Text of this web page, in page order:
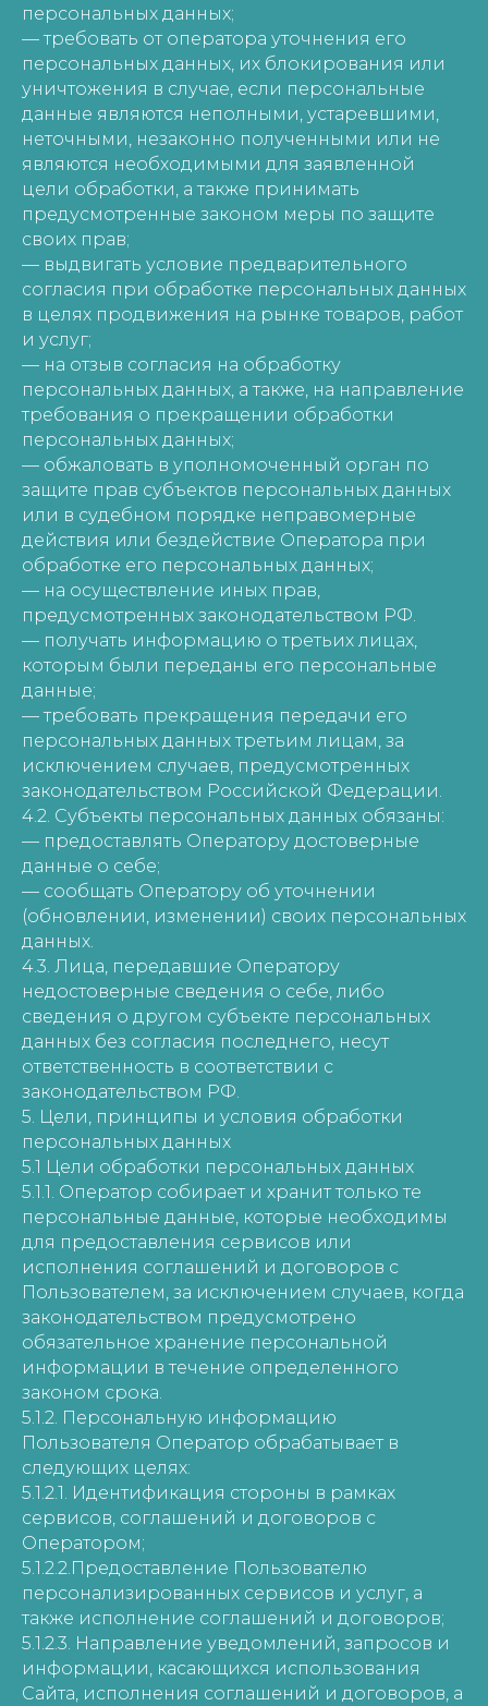
персональных данных;
— требовать от оператора уточнения его
персональных данных, их блокирования или
уничтожения в случае, если персональные
данные являются неполными, устаревшими,
неточными, незаконно полученными или не
являются необходимыми для заявленной
цели обработки, а также принимать
предусмотренные законом меры по защите
своих прав;
— выдвигать условие предварительного
согласия при обработке персональных данных
в целях продвижения на рынке товаров, работ
и услуг;
— на отзыв согласия на обработку
персональных данных, а также, на направление
требования о прекращении обработки
персональных данных;
— обжаловать в уполномоченный орган по
защите прав субъектов персональных данных
или в судебном порядке неправомерные
действия или бездействие Оператора при
обработке его персональных данных;
— на осуществление иных прав,
предусмотренных законодательством РФ.
— получать информацию о третьих лицах,
которым были переданы его персональные
данные;
— требовать прекращения передачи его
персональных данных третьим лицам, за
исключением случаев, предусмотренных
законодательством Российской Федерации.
4.2. Субъекты персональных данных обязаны:
— предоставлять Оператору достоверные
данные о себе;
— сообщать Оператору об уточнении
(обновлении, изменении) своих персональных
данных.
4.3. Лица, передавшие Оператору
недостоверные сведения о себе, либо
сведения о другом субъекте персональных
данных без согласия последнего, несут
ответственность в соответствии с
законодательством РФ.
5. Цели, принципы и условия обработки
персональных данных
5.1 Цели обработки персональных данных
5.1.1. Оператор собирает и хранит только те
персональные данные, которые необходимы
для предоставления сервисов или
исполнения соглашений и договоров с
Пользователем, за исключением случаев, когда
законодательством предусмотрено
обязательное хранение персональной
информации в течение определенного
законом срока.
5.1.2. Персональную информацию
Пользователя Оператор обрабатывает в
следующих целях:
5.1.2.1. Идентификация стороны в рамках
сервисов, соглашений и договоров с
Оператором;
5.1.2.2.Предоставление Пользователю
персонализированных сервисов и услуг, а
также исполнение соглашений и договоров;
5.1.2.3. Направление уведомлений, запросов и
информации, касающихся использования
Сайта, исполнения соглашений и договоров, а